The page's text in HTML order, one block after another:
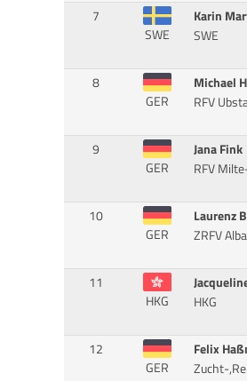
7
SWE
Karin
SWE
8
GER
Michael
RFV
9
GER
Jana Fink
RFV
10
GER
Laurenz
ZRFV
11
HKG
HKG
12
GER
Felix
Zucht-